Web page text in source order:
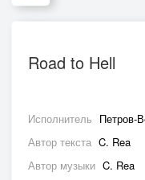
Road to Hell
Исполнитель Петров-
Автор текста C. Rea
Автор музыки C. Rea